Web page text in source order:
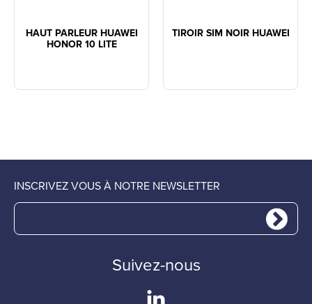
HAUT PARLEUR HUAWEI
HONOR 10 LITE
TIROIR SIM NOIR HUAWEI
INSCRIVEZ VOUS À NOTRE NEWSLETTER
Suivez-nous